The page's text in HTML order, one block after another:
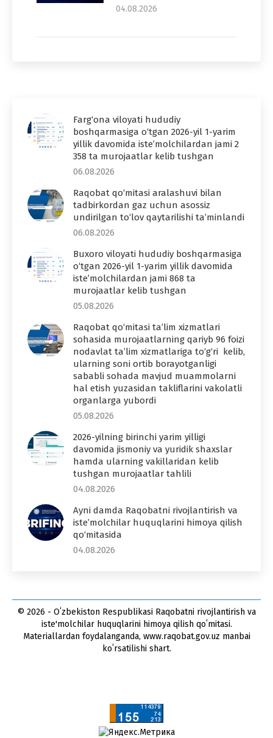
04.08.2026
Farg‘ona viloyati hududiy
boshqarmasiga o‘tgan 2026-yil 1-yarim
yillik davomida iste’molchilardan jami 2
358 ta murojaatlar kelib tushgan
06.08.2026
Raqobat qo‘mitasi aralashuvi bilan
tadbirkordan gaz uchun asossiz
undirilgan to‘lov qaytarilishi ta’minlandi
06.08.2026
Buxoro viloyati hududiy boshqarmasiga
o‘tgan 2026-yil 1-yarim yillik davomida
iste’molchilardan jami 868 ta
murojaatlar kelib tushgan
05.08.2026
Raqobat qo‘mitasi ta’lim xizmatlari
sohasida murojaatlarning qariyb 96 foizi
nodavlat ta’lim xizmatlariga to‘g‘ri kelib,
ularning soni ortib borayotganligi
sababli sohada mavjud muammolarni
hal etish yuzasidan takliflarini vakolatli
organlarga yubordi
05.08.2026
2026-yilning birinchi yarim yilligi
davomida jismoniy va yuridik shaxslar
hamda ularning vakillaridan kelib
tushgan murojaatlar tahlili
04.08.2026
Ayni damda Raqobatni rivojlantirish va
iste’molchilar huquqlarini himoya qilish
qo‘mitasida
04.08.2026
© 2026 - Oʻzbekiston Respublikasi Raqobatni rivojlantirish va
iste'molchilar huquqlarini himoya qilish qoʻmitasi.
Materiallardan foydalanganda, www.raqobat.gov.uz manbai
koʻrsatilishi shart.